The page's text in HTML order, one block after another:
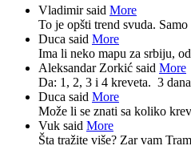
Vladimir said More
To je opšti trend svuda. Samo
Duca said More
Ima li neko mapu za srbiju,
Aleksandar Zorkić said More
Da: 1, 2, 3 i 4 kreveta. 3
Duca said More
Može li se znati sa koliko
Vuk said More
Šta tražite više? Zar vam